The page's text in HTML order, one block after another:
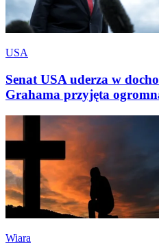
USA
Senat USA uderza w
Grahama przyjęta
Wiara